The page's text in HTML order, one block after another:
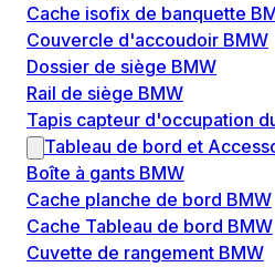
Cache isofix de banquette
Couvercle d'accoudoir BMW
Dossier de siège BMW
Rail de siège BMW
Tapis capteur d'occupation
Tableau de bord et
Boîte à gants BMW
Cache planche de bord BMW
Cache Tableau de bord BMW
Cuvette de rangement BMW